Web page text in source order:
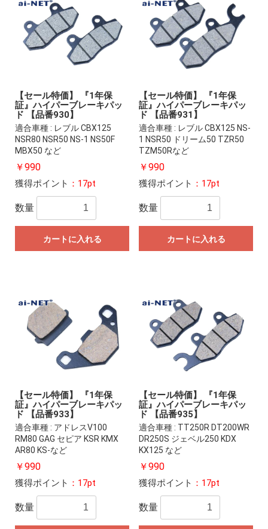
【セール特価】 『1年保
証』ハイパーブレーキパッ
ド 【品番930】
適合車種 : レブル CBX125
NSR80 NSR50 NS-1 NS50F
MBX50 など
￥990
獲得ポイント ：17pt
数量
カートに入れる
【セール特価】 『1年保
証』ハイパーブレーキパッ
ド 【品番931】
適合車種 : レブル CBX125 NS-
1 NSR50 ドリーム50 TZR50
TZM50Rなど
￥990
獲得ポイント ：17pt
数量
カートに入れる
【セール特価】 『1年保
証』ハイパーブレーキパッ
ド 【品番933】
適合車種 : アドレスV100
RM80 GAG セピア KSR KMX
AR80 KS-など
￥990
獲得ポイント ：17pt
数量
【セール特価】 『1年保
証』ハイパーブレーキパッ
ド 【品番935】
適合車種 : TT250R DT200WR
DR250S ジェベル250 KDX
KX125 など
￥990
獲得ポイント ：17pt
数量